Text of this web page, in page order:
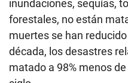
inundaciones, sequías,
forestales, no están
muertes se han
década, los desastres
matado a 98% menos